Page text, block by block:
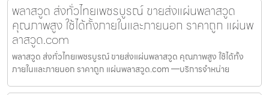
พลาสวูด ส่งทั่วไทยเพชรบูรณ์ ขายส่งแผ่นพลาสวูด
คุณภาพสูง ใช้ได้ทั้งภายในและภายนอก ราคาถูก แผ่นพ
ลาสวูด.com
พลาสวูด ส่งทั่วไทยเพชรบูรณ์ ขายส่งแผ่นพลาสวูด คุณภาพสูง ใช้ได้ทั้ง
ภายในและภายนอก ราคาถูก แผ่นพลาสวูด.com —บริการจำหน่าย